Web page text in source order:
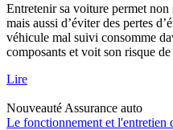
Entretenir sa voiture permet
mais aussi d’éviter des pertes
véhicule mal suivi consomme
composants et voit son risque
Lire
Nouveauté Assurance auto
Le fonctionnement et l'entretien